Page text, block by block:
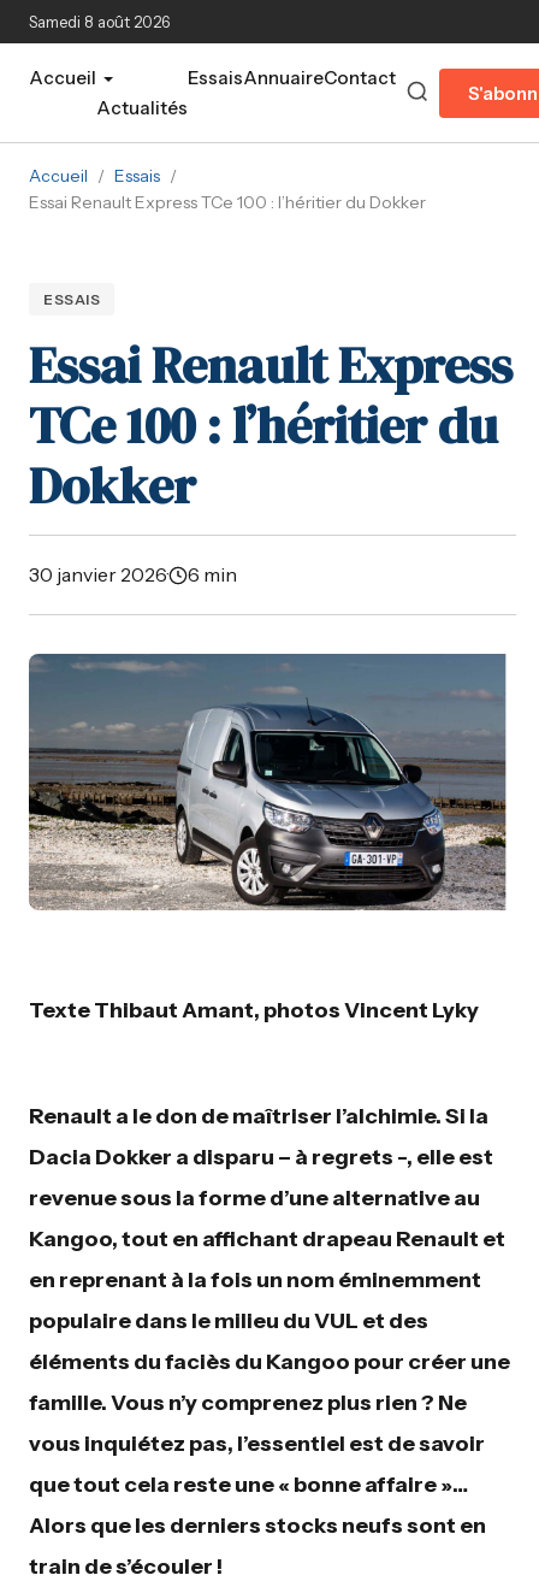
Aller au contenu principal
Samedi 8 août 2026
Accueil
Actualités
EssaisAnnuaireContact
Accueil / Essais /
Essai Renault Express TCe 100 : l’héritier du Dokker
ESSAIS
Essai Renault Express
TCe 100 : l’héritier du
Dokker
30 janvier 2026· 6 min
Texte Thibaut Amant, photos Vincent Lyky
Renault a le don de maîtriser l’alchimie. Si la
Dacia Dokker a disparu – à regrets -, elle est
revenue sous la forme d’une alternative au
Kangoo, tout en affichant drapeau Renault et
en reprenant à la fois un nom éminemment
populaire dans le milieu du VUL et des
éléments du faciès du Kangoo pour créer une
famille. Vous n’y comprenez plus rien ? Ne
vous inquiétez pas, l’essentiel est de savoir
que tout cela reste une « bonne affaire »…
Alors que les derniers stocks neufs sont en
train de s’écouler !